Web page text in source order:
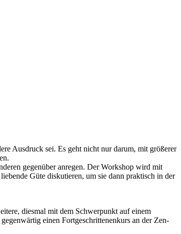
Ausdruck sei. Es geht nicht nur darum, mit größerer
gegenüber anregen. Der Workshop wird mit
Güte diskutieren, um sie dann praktisch in der
diesmal mit dem Schwerpunkt auf einem
einen Fortgeschrittenenkurs an der Zen-